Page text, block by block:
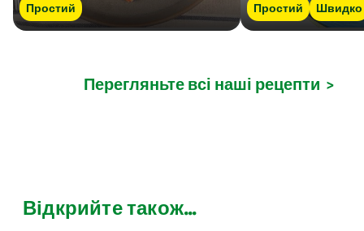
Простий Простий Швидко
Перегляньте всі наші рецепти >
Відкрийте також...